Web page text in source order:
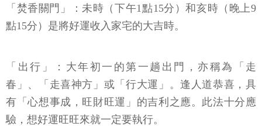
「焚香關門」：未時（下午1點15分）和亥時（晚上9
點15分）是將好運收入家宅的大吉時。
「出行」：大年初一的第一趟出門，亦稱為「走
春」、「走喜神方」或「行大運」。逢人道恭喜，具
有「心想事成，旺財旺運」的吉利之應。此法十分應
驗，想好運旺旺來就一定要執行。